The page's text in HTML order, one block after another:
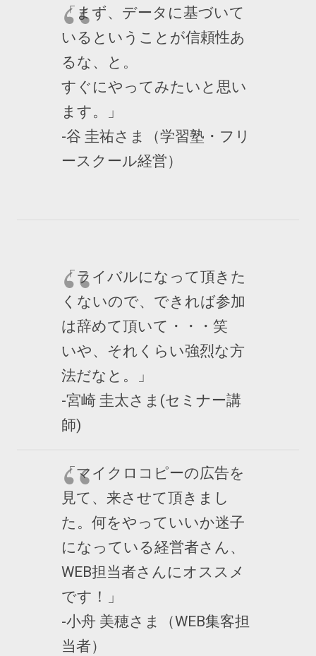
「まず、データに基づいて
いるということが信頼性あ
るな、と。
すぐにやってみたいと思い
ます。」
-谷 圭祐さま（学習塾・フリ
ースクール経営）
「ライバルになって頂きた
くないので、できれば参加
は辞めて頂いて・・・笑
いや、それくらい強烈な方
法だなと。」
-宮崎 圭太さま(セミナー講
師)
「マイクロコピーの広告を
見て、来させて頂きまし
た。何をやっていいか迷子
になっている経営者さん、
WEB担当者さんにオススメ
です！」
-小舟 美穂さま（WEB集客担
当者）